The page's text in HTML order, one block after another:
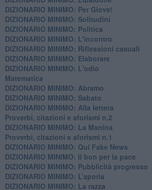
DIZIONARIO MINIMO: Per Giove!
DIZIONARIO MINIMO: Solitudini
DIZIONARIO MINIMO: Politica
DIZIONARIO MINIMO: L'incontro
DIZIONARIO MINIMO: Riflessioni casuali
DIZIONARIO MINIMO: Elaborare
DIZIONARIO MINIMO: L'odio
​Matematica
DIZIONARIO MINIMO: Abramo
DIZIONARIO MINIMO: Sabato
​DIZIONARIO MINIMO: Alla lettera
Proverbi, citazioni e aforismi n.2
DIZIONARIO MINIMO: La Manina
​Proverbi, citazioni e aforismi n.1
DIZIONARIO MINIMO: Qui Fake News
DIZIONARIO MINIMO: ​Il bon per la pace
DIZIONARIO MINIMO: Pubblicità progresso
DIZIONARIO MINIMO: L’aporìa
DIZIONARIO MINIMO: La razza